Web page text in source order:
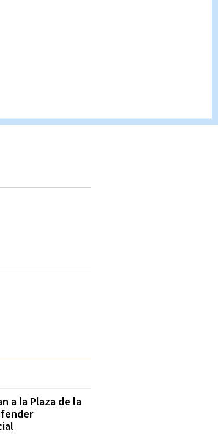
a la Plaza de la